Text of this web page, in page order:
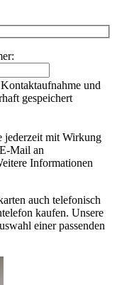
und
gespeichert
mit Wirkung
Mail an
Informationen
auch telefonisch
kaufen. Unsere
einer passenden